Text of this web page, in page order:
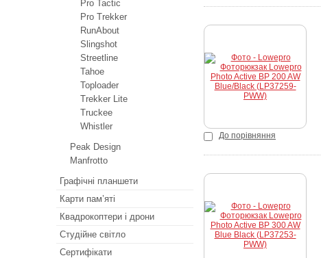
До порівняння
Купити
Купити
Pro Tactic
Pro Trekker
RunAbout
Slingshot
Streetline
Tahoe
Toploader
Trekker Lite
Truckee
Whistler
Peak Design
Manfrotto
Графічні планшети
Карти пам’яті
Квадрокоптери і дрони
Студійне світло
Сертифікати